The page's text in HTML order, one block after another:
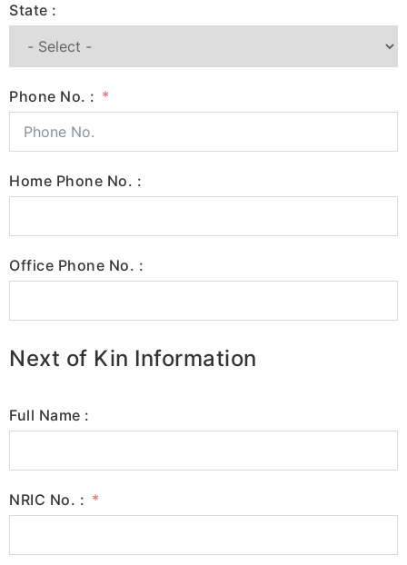
State :
Phone No. :
Home Phone No. :
Office Phone No. :
Next of Kin Information
Full Name :
NRIC No. :